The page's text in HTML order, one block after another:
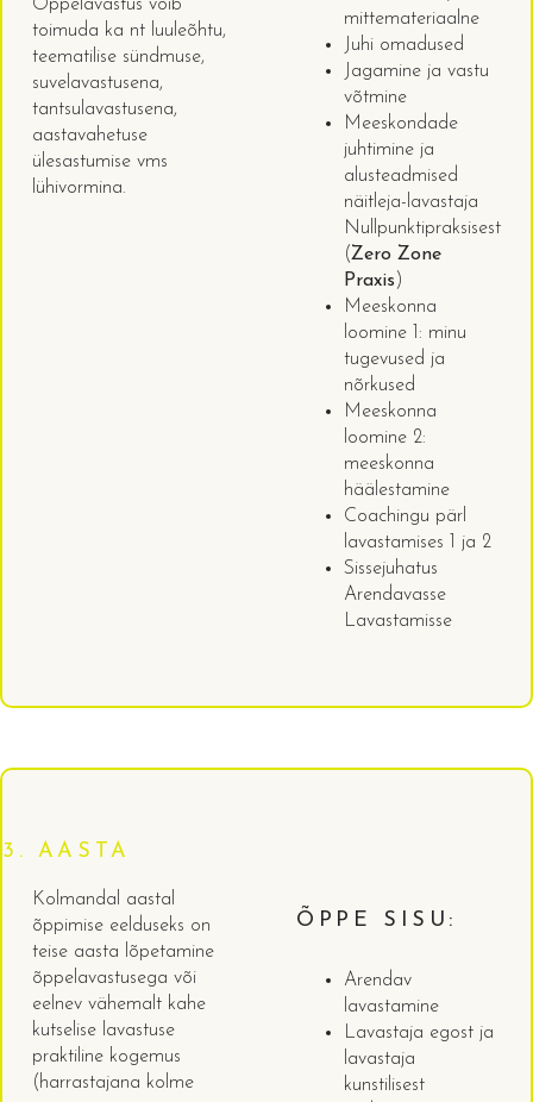
Õppelavastus võib
toimuda ka nt luuleõhtu,
teematilise sündmuse,
suvelavastusena,
tantsulavastusena,
aastavahetuse
ülesastumise vms
lühivormina.
mittemateriaalne
Juhi omadused
Jagamine ja vastu
võtmine
Meeskondade
juhtimine ja
alusteadmised
näitleja-lavastaja
Nullpunktipraksisest
(Zero Zone
Praxis )
Meeskonna
loomine 1: minu
tugevused ja
nõrkused
Meeskonna
loomine 2:
meeskonna
häälestamine
Coachingu pärl
lavastamises 1 ja 2
Sissejuhatus
Arendavasse
Lavastamisse
3. AASTA
Kolmandal aastal
õppimise eelduseks on
teise aasta lõpetamine
õppelavastusega või
eelnev vähemalt kahe
kutselise lavastuse
praktiline kogemus
(harrastajana kolme
ÕPPE SISU:
Arendav
lavastamine
Lavastaja egost ja
lavastaja
kunstilisest